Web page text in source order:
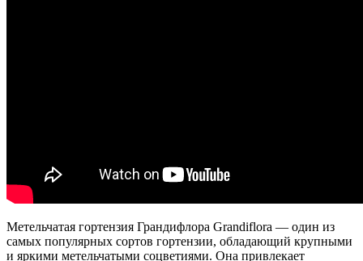
Метельчатая гортензия Грандифлора Grandiflora — один из
самых популярных сортов гортензии, обладающий крупными
и яркими метельчатыми соцветиями. Она привлекает